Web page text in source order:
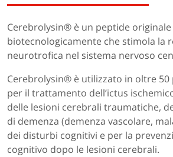
Cerebrolysin® è un peptide
biotecnologicamente che stimola la
neurotrofica nel sistema nervoso
Cerebrolysin® è utilizzato in oltre 50
per il trattamento dell’ictus
delle lesioni cerebrali traumatiche,
di demenza (demenza vascolare,
dei disturbi cognitivi e per la
cognitivo dopo le lesioni cerebrali.